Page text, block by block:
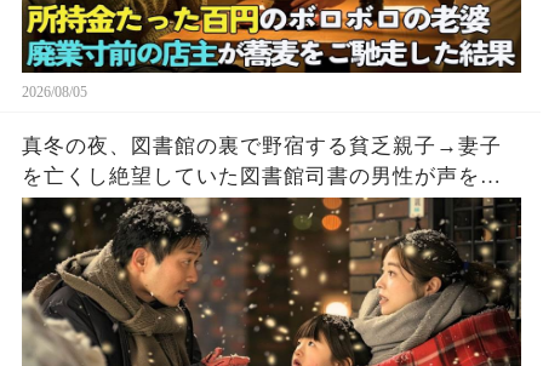
2026/08/05
真冬の夜、図書館の裏で野宿する貧乏親子→妻子
を亡くし絶望していた図書館司書の男性が声をか
けた結果…